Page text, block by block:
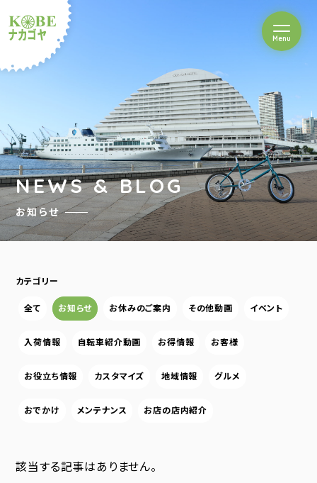
ルショップナカゴヤ
Menuを開閉
NEWS & BLOG
お知らせ
カテゴリー
全て お知らせ お休みのご案内 その他動画 イベント
入荷情報 自転車紹介動画 お得情報 お客様
お役立ち情報 カスタマイズ 地域情報 グルメ
おでかけ メンテナンス お店の店内紹介
該当する記事はありません。